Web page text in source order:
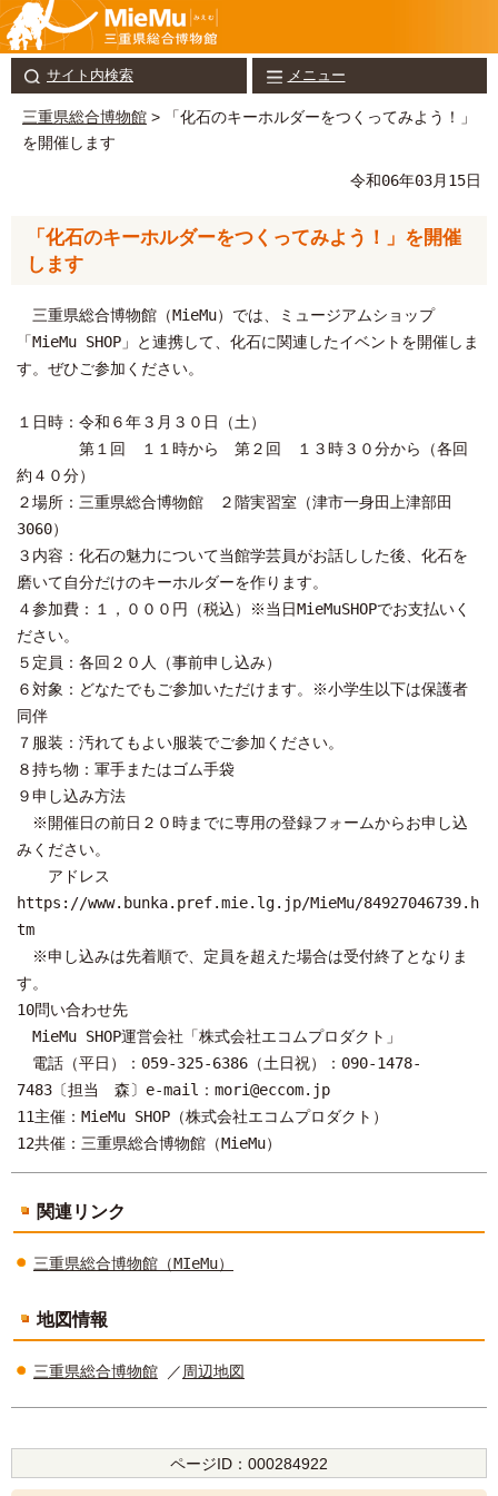
サイト内検索 メニュー
三重県総合博物館 > 「化石のキーホルダーをつくってみよう！」
を開催します
令和06年03月15日
「化石のキーホルダーをつくってみよう！」を開催
します
三重県総合博物館（MieMu）では、ミュージアムショップ
「MieMu SHOP」と連携して、化石に関連したイベントを開催しま
す。ぜひご参加ください。
１日時：令和６年３月３０日（土）
第１回 １１時から 第２回 １３時３０分から（各回
約４０分）
２場所：三重県総合博物館 ２階実習室（津市一身田上津部田
3060）
３内容：化石の魅力について当館学芸員がお話しした後、化石を
磨いて自分だけのキーホルダーを作ります。
４参加費：１，０００円（税込）※当日MieMuSHOPでお支払いく
ださい。
５定員：各回２０人（事前申し込み）
６対象：どなたでもご参加いただけます。※小学生以下は保護者
同伴
７服装：汚れてもよい服装でご参加ください。
８持ち物：軍手またはゴム手袋
９申し込み方法
※開催日の前日２０時までに専用の登録フォームからお申し込
みください。
アドレス
https://www.bunka.pref.mie.lg.jp/MieMu/84927046739.h
tm
※申し込みは先着順で、定員を超えた場合は受付終了となりま
す。
10問い合わせ先
MieMu SHOP運営会社「株式会社エコムプロダクト」
電話（平日）：059-325-6386（土日祝）：090-1478-
7483〔担当 森〕e-mail：mori@eccom.jp
11主催：MieMu SHOP（株式会社エコムプロダクト）
12共催：三重県総合博物館（MieMu）
関連リンク
三重県総合博物館（MIeMu）
地図情報
三重県総合博物館 ／周辺地図
ページID： 000284922